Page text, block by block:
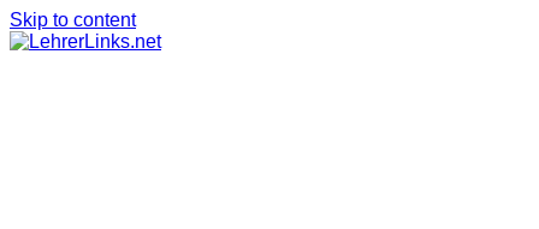
Skip to content